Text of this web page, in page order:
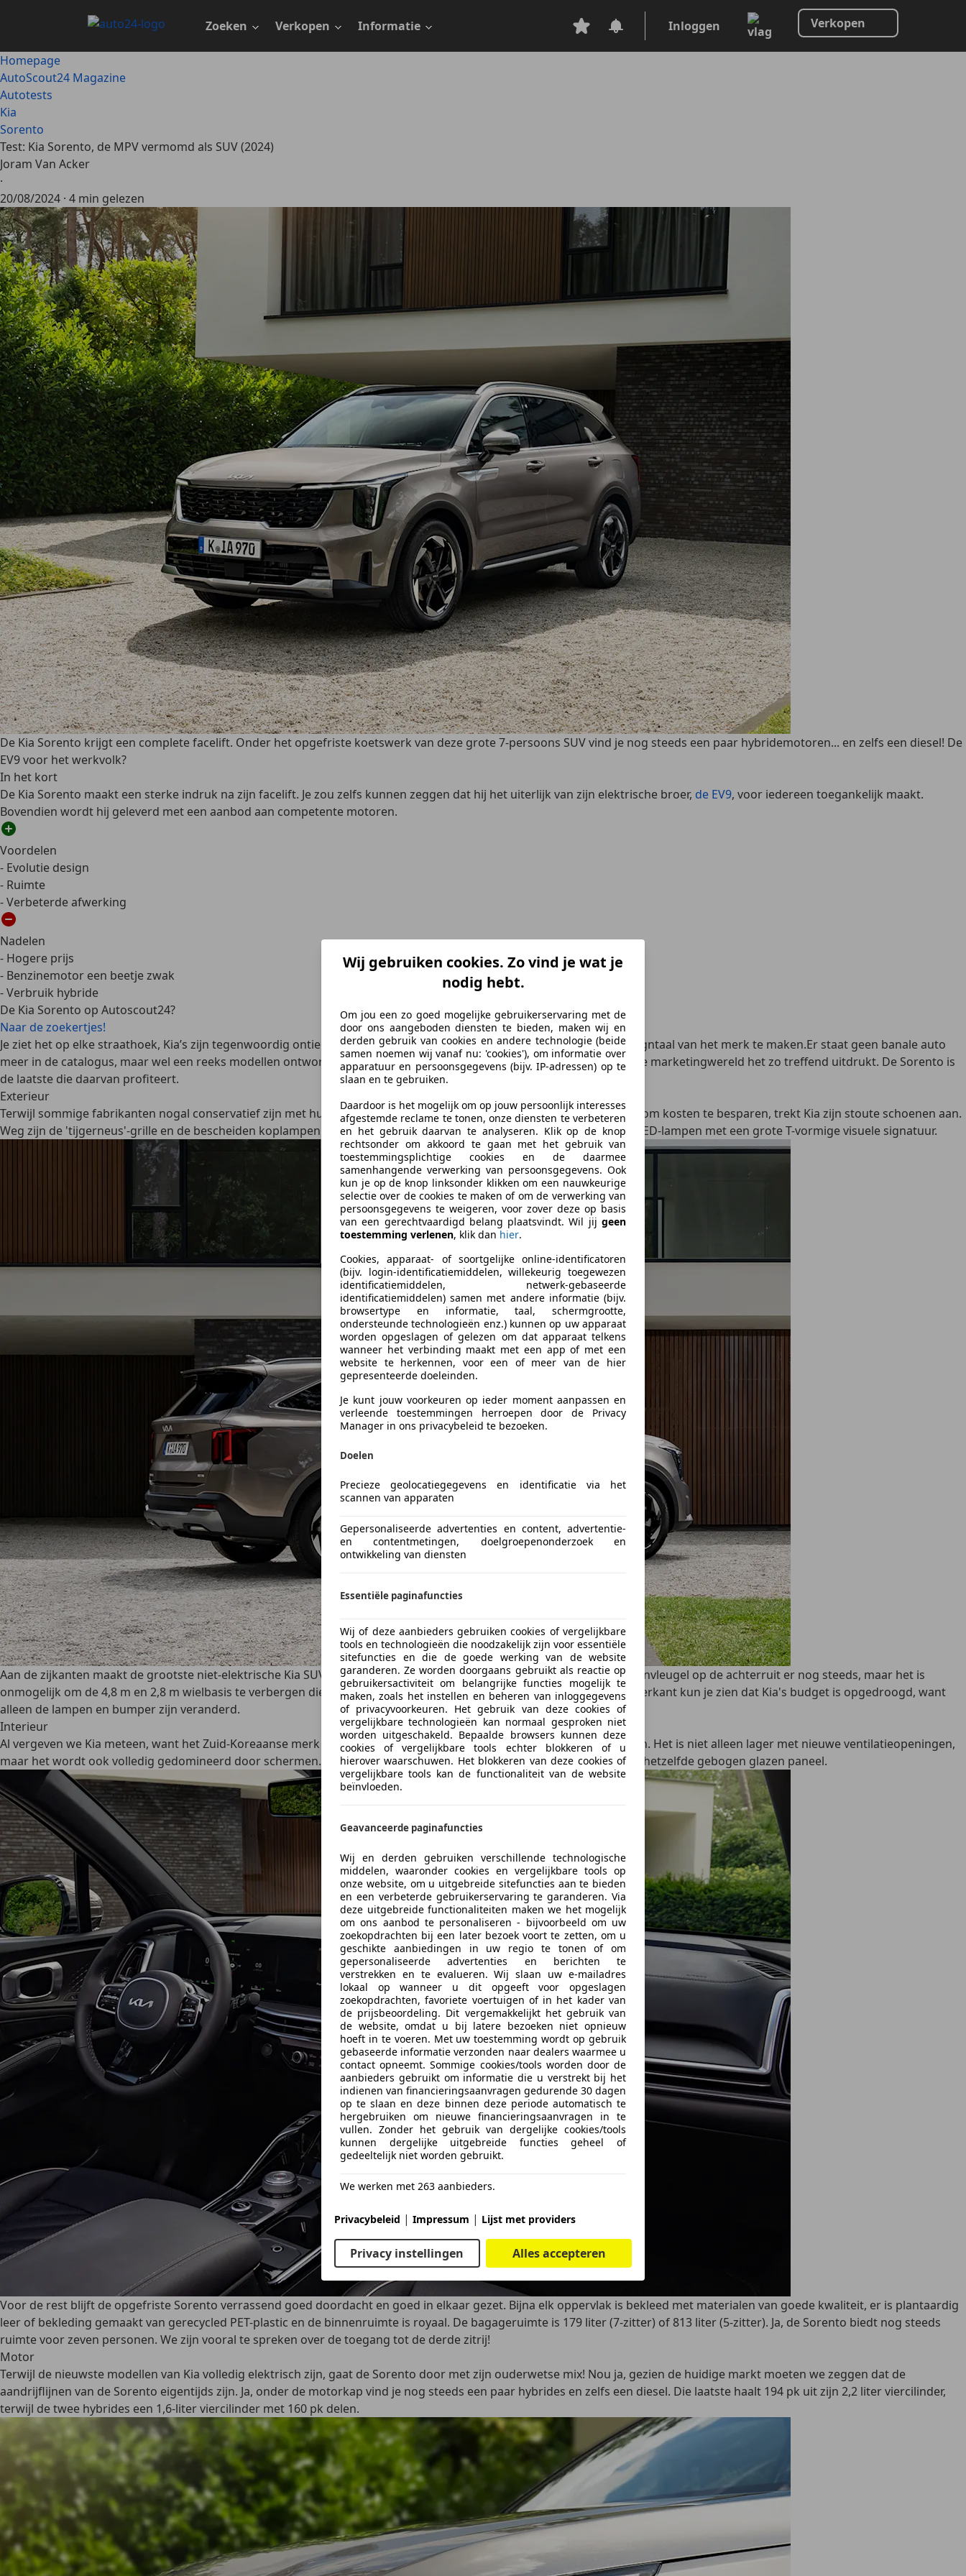
Zoeken Verkopen Informatie Inloggen Verkopen
Wij gebruiken cookies. Zo vind je wat je
nodig hebt.
Om jou een zo goed mogelijke gebruikerservaring met de
door ons aangeboden diensten te bieden, maken wij en
derden gebruik van cookies en andere technologie (beide
samen noemen wij vanaf nu: 'cookies'), om informatie over
apparatuur en persoonsgegevens (bijv. IP-adressen) op te
slaan en te gebruiken.
Daardoor is het mogelijk om op jouw persoonlijk interesses
afgestemde reclame te tonen, onze diensten te verbeteren
en het gebruik daarvan te analyseren. Klik op de knop
rechtsonder om akkoord te gaan met het gebruik van
toestemmingsplichtige cookies en de daarmee
samenhangende verwerking van persoonsgegevens. Ook
kun je op de knop linksonder klikken om een nauwkeurige
selectie over de cookies te maken of om de verwerking van
persoonsgegevens te weigeren, voor zover deze op basis
van een gerechtvaardigd belang plaatsvindt. Wil jij geen
toestemming verlenen, klik dan hier.
Cookies, apparaat- of soortgelijke online-identificatoren
(bijv. login-identificatiemiddelen, willekeurig toegewezen
identificatiemiddelen, netwerk-gebaseerde
identificatiemiddelen) samen met andere informatie (bijv.
browsertype en informatie, taal, schermgrootte,
ondersteunde technologieën enz.) kunnen op uw apparaat
worden opgeslagen of gelezen om dat apparaat telkens
wanneer het verbinding maakt met een app of met een
website te herkennen, voor een of meer van de hier
gepresenteerde doeleinden.
Je kunt jouw voorkeuren op ieder moment aanpassen en
verleende toestemmingen herroepen door de Privacy
Manager in ons privacybeleid te bezoeken.
Doelen
Precieze geolocatiegegevens en identificatie via het
scannen van apparaten
Gepersonaliseerde advertenties en content, advertentie-
en contentmetingen, doelgroepenonderzoek en
ontwikkeling van diensten
Essentiële paginafuncties
Wij of deze aanbieders gebruiken cookies of vergelijkbare
tools en technologieën die noodzakelijk zijn voor essentiële
sitefuncties en die de goede werking van de website
garanderen. Ze worden doorgaans gebruikt als reactie op
gebruikersactiviteit om belangrijke functies mogelijk te
maken, zoals het instellen en beheren van inloggegevens
of privacyvoorkeuren. Het gebruik van deze cookies of
vergelijkbare technologieën kan normaal gesproken niet
worden uitgeschakeld. Bepaalde browsers kunnen deze
cookies of vergelijkbare tools echter blokkeren of u
hierover waarschuwen. Het blokkeren van deze cookies of
vergelijkbare tools kan de functionaliteit van de website
beïnvloeden.
Geavanceerde paginafuncties
Wij en derden gebruiken verschillende technologische
middelen, waaronder cookies en vergelijkbare tools op
onze website, om u uitgebreide sitefuncties aan te bieden
en een verbeterde gebruikerservaring te garanderen. Via
deze uitgebreide functionaliteiten maken we het mogelijk
om ons aanbod te personaliseren - bijvoorbeeld om uw
zoekopdrachten bij een later bezoek voort te zetten, om u
geschikte aanbiedingen in uw regio te tonen of om
gepersonaliseerde advertenties en berichten te
verstrekken en te evalueren. Wij slaan uw e-mailadres
lokaal op wanneer u dit opgeeft voor opgeslagen
zoekopdrachten, favoriete voertuigen of in het kader van
de prijsbeoordeling. Dit vergemakkelijkt het gebruik van
de website, omdat u bij latere bezoeken niet opnieuw
hoeft in te voeren. Met uw toestemming wordt op gebruik
gebaseerde informatie verzonden naar dealers waarmee u
contact opneemt. Sommige cookies/tools worden door de
aanbieders gebruikt om informatie die u verstrekt bij het
indienen van financieringsaanvragen gedurende 30 dagen
op te slaan en deze binnen deze periode automatisch te
hergebruiken om nieuwe financieringsaanvragen in te
vullen. Zonder het gebruik van dergelijke cookies/tools
kunnen dergelijke uitgebreide functies geheel of
gedeeltelijk niet worden gebruikt.
We werken met 263 aanbieders.
Privacybeleid | Impressum | Lijst met providers
Privacy instellingen Alles accepteren
Homepage
AutoScout24 Magazine
Autotests
Kia
Sorento
Test: Kia Sorento, de MPV vermomd als SUV (2024)
Joram Van Acker
·
20/08/2024 · 4 min gelezen
De Kia Sorento krijgt een complete facelift. Onder het opgefriste koetswerk van deze grote 7-persoons SUV vind je nog steeds een paar hybridemotoren... en zelfs een diesel! De
EV9 voor het werkvolk?
In het kort
De Kia Sorento maakt een sterke indruk na zijn facelift. Je zou zelfs kunnen zeggen dat hij het uiterlijk van zijn elektrische broer, de EV9, voor iedereen toegankelijk maakt.
Bovendien wordt hij geleverd met een aanbod aan competente motoren.
Voordelen
- Evolutie design
- Ruimte
- Verbeterde afwerking
Nadelen
- Hogere prijs
- Benzinemotor een beetje zwak
- Verbruik hybride
De Kia Sorento op Autoscout24?
Naar de zoekertjes!
Je ziet het op elke straathoek, Kia’s zijn tegenwoordig ontiegelijk populair. Dat heeft zonder twijfel met de huidige designtaal van het merk te maken.Er staat geen banale auto
meer in de catalogus, maar wel een reeks modellen ontworpen in de stijl van 'Oppositions United' - zoals de Koreaanse marketingwereld het zo treffend uitdrukt. De Sorento is
de laatste die daarvan profiteert.
Exterieur
Terwijl sommige fabrikanten nogal conservatief zijn met hun facelifts, om de klant niet te veel van streek te maken en om kosten te besparen, trekt Kia zijn stoute schoenen aan.
Weg zijn de 'tijgerneus'-grille en de bescheiden koplampen. De Sorento heeft een grote grille geflankeerd door twee LED-lampen met een grote T-vormige visuele signatuur.
Aan de zijkanten maakt de grootste niet-elektrische Kia SUV geen geheim van zijn grootte. Natuurlijk is de kleine haaienvleugel op de achterruit er nog steeds, maar het is
onmogelijk om de 4,8 m en 2,8 m wielbasis te verbergen die door deze facelift onveranderd zijn gebleven. Aan de achterkant kun je zien dat Kia's budget is opgedroogd, want
alleen de lampen en bumper zijn veranderd.
Interieur
Al vergeven we Kia meteen, want het Zuid-Koreaanse merk heeft het interieur een compleet nieuw dashboard gegeven. Het is niet alleen lager met nieuwe ventilatieopeningen,
maar het wordt ook volledig gedomineerd door schermen. Er zijn er twee van 12,3 inch die gegroepeerd zitten achter hetzelfde gebogen glazen paneel.
Voor de rest blijft de opgefriste Sorento verrassend goed doordacht en goed in elkaar gezet. Bijna elk oppervlak is bekleed met materialen van goede kwaliteit, er is plantaardig
leer of bekleding gemaakt van gerecycled PET-plastic en de binnenruimte is royaal. De bagageruimte is 179 liter (7-zitter) of 813 liter (5-zitter). Ja, de Sorento biedt nog steeds
ruimte voor zeven personen. We zijn vooral te spreken over de toegang tot de derde zitrij!
Motor
Terwijl de nieuwste modellen van Kia volledig elektrisch zijn, gaat de Sorento door met zijn ouderwetse mix! Nou ja, gezien de huidige markt moeten we zeggen dat de
aandrijflijnen van de Sorento eigentijds zijn. Ja, onder de motorkap vind je nog steeds een paar hybrides en zelfs een diesel. Die laatste haalt 194 pk uit zijn 2,2 liter viercilinder,
terwijl de twee hybrides een 1,6-liter viercilinder met 160 pk delen.